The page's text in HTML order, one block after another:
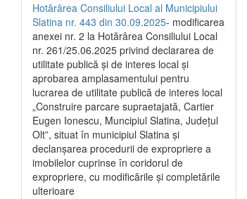
Hotărârea Consiliului Local al Municipiului
Slatina nr. 443 din 30.09.2025- modificarea
anexei nr. 2 la Hotărârea Consiliului Local
nr. 261/25.06.2025 privind declararea de
utilitate publică şi de interes local şi
aprobarea amplasamentului pentru
lucrarea de utilitate publică de interes local
„Construire parcare supraetajată, Cartier
Eugen Ionescu, Muncipiul Slatina, Judeţul
Olt”, situat în municipiul Slatina şi
declanşarea procedurii de expropriere a
imobilelor cuprinse în coridorul de
expropriere, cu modificările şi completările
ulterioare